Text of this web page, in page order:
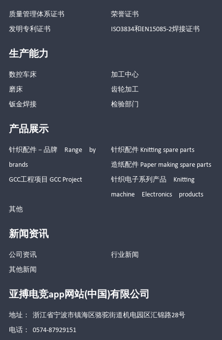
质量管理体系证书
荣誉证书
发明专利证书
ISO3834和EN15085-2焊接证书
生产能力
数控车床
加工中心
磨床
齿轮加工
钣金焊接
检验部门
产品展示
针织配件－品牌 Range by
brands
针织配件 Knitting spare parts
造纸配件 Paper making spare parts
GCC工程项目 GCC Project
针织电子系列产品 Knitting
machine Electronics products
其他
新闻资讯
公司资讯
行业新闻
其他新闻
亚搏电竞app网站(中国)有限公司
地址： 浙江省宁波市镇海区骆驼街道机电园区汇锦路28号
电话： 0574-87929151